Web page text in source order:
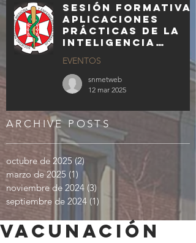
Sesión formativa:
APLICACIONES
PRÁCTICAS DE LA
INTELIGENCIA
GENERATIVA EN LA
MEDICINA Y
ENFERMERÍA DEL
EVENTOS
snmetweb
12 mar 2025
ARCHIVE POSTS
octubre de 2025 (2) 2 entradas
marzo de 2025 (1) 1 entrada
noviembre de 2024 (3) 3 entradas
septiembre de 2024 (1)
VACUNACIÓN